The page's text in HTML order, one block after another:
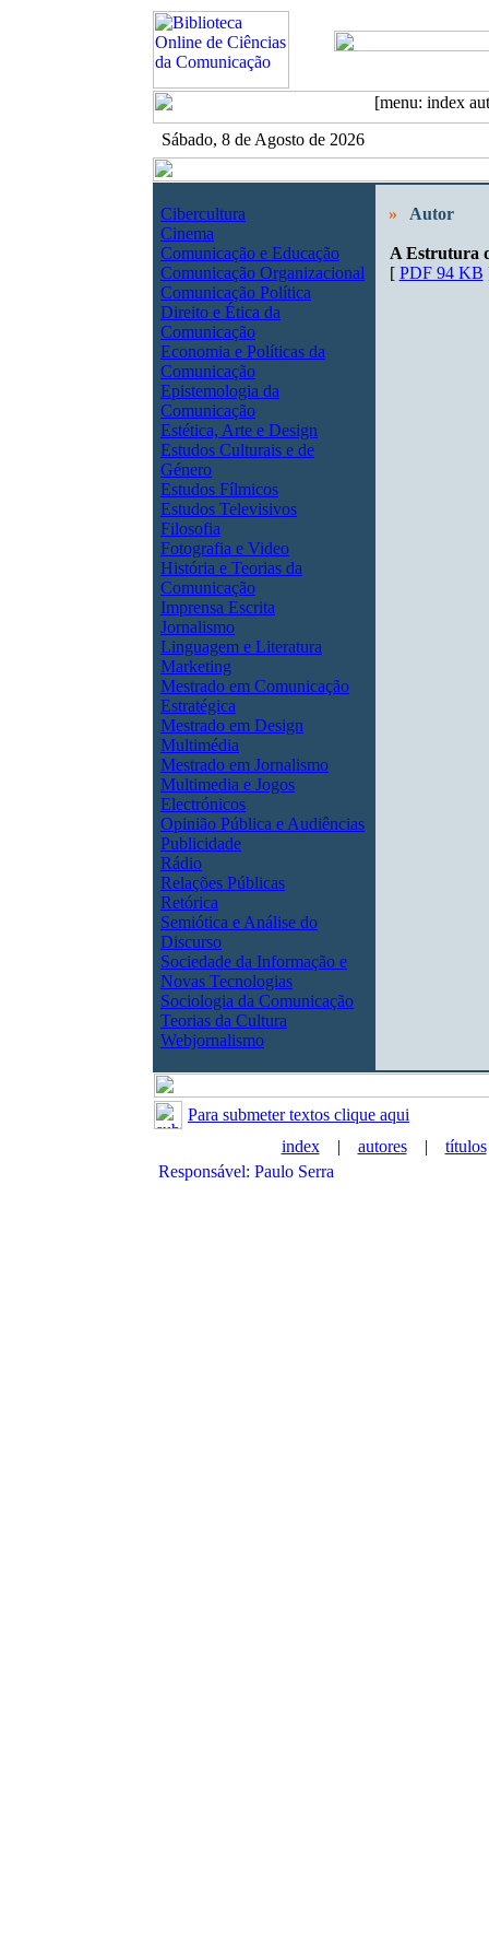
Sábado, 8 de Agosto de 2026
Cibercultura
Cinema
Comunicação e Educação
Comunicação Organizacional
Comunicação Política
Direito e Ética da
Comunicação
Economia e Políticas da
Comunicação
Epistemologia da
Comunicação
Estética, Arte e Design
Estudos Culturais e de
Género
Estudos Fílmicos
Estudos Televisivos
Filosofia
Fotografia e Video
História e Teorias da
Comunicação
Imprensa Escrita
Jornalismo
Linguagem e Literatura
Marketing
Mestrado em Comunicação
Estratégica
Mestrado em Design
Multimédia
Mestrado em Jornalismo
Multimedia e Jogos
Electrónicos
Opinião Pública e Audiências
Publicidade
Rádio
Relações Públicas
Retórica
Semiótica e Análise do
Discurso
Sociedade da Informação e
Novas Tecnologias
Sociologia da Comunicação
Teorias da Cultura
Webjornalismo
» Autor
A Estrutura
[ PDF 94 KB
Para submeter textos clique aqui
index| autores| títulos